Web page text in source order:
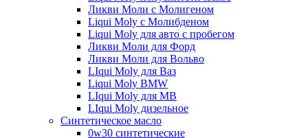
Ликви Моли с Молигеном
Liqui Moly с Молибденом
Liqui Moly для авто с пробегом
Ликви Моли для Форд
Ликви Моли для Вольво
LIqui Moly для Ваз
Liqui Moly BMW
LIqui Moly для MB
LIqui Moly дизельное
Синтетическое масло
0w30 синтетические